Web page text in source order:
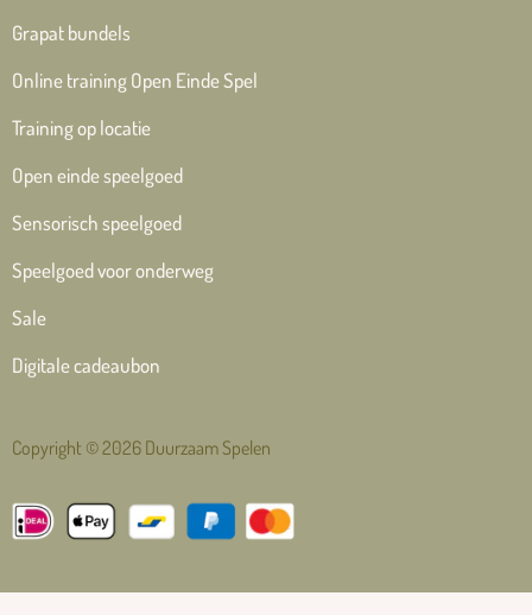
Grapat bundels
Online training Open Einde Spel
Training op locatie
Open einde speelgoed
Sensorisch speelgoed
Speelgoed voor onderweg
Sale
Digitale cadeaubon
Copyright © 2026 Duurzaam Spelen